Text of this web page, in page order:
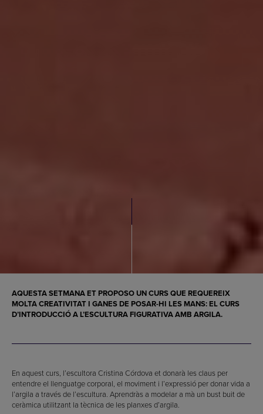
AQUESTA SETMANA ET PROPOSO UN CURS QUE REQUEREIX
MOLTA CREATIVITAT I GANES DE POSAR-HI LES MANS: EL CURS
D’INTRODUCCIÓ A L’ESCULTURA FIGURATIVA AMB ARGILA.
En aquest curs, l’escultora Cristina Córdova et donarà les claus per
entendre el llenguatge corporal, el moviment i l’expressió per donar vida a
l’argila a través de l’escultura. Aprendràs a modelar a mà un bust buit de
ceràmica utilitzant la tècnica de les planxes d’argila.